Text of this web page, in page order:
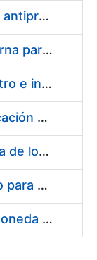
Suministro de gafas graduadas antiproyecciones para los trabajadores de la FNMT-RCM en los centros de trabajo de Madrid y Burgos
Servicios de una empresa externa para el asesoramiento y resolución de los recursos de alzada que se presentan relacionados con procesos de selección para la FNMT-RCM
Acuerdo marco para el suministro e instalación de persianas, estores y otros complementos
Servicio de Calibración y Verificación Externa de los Equipos de Medición del Servicio de Prevención de la FNMT-RCM
Conexión mediante Fibra Óptica de los Centros de Proceso de Datos (CPDs) de las sedes de la FNMT-RCM de Burgos y Madrid
Contratación de acuerdo marco para el Suministro de Material de Electricidad para la Fábrica Nacional de Moneda y Timbre-Real Casa de la Moneda en su centro de trabajo de Burgos
Suministro de estuches para moneda de 30 €